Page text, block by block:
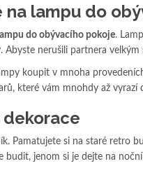
lampu do
lampu do obývacího pokoje.
Abyste nerušili partnera
koupit v mnoha
které vám mnohdy až
Pamatujete si na staré retro
budit, jenom si je dejte na